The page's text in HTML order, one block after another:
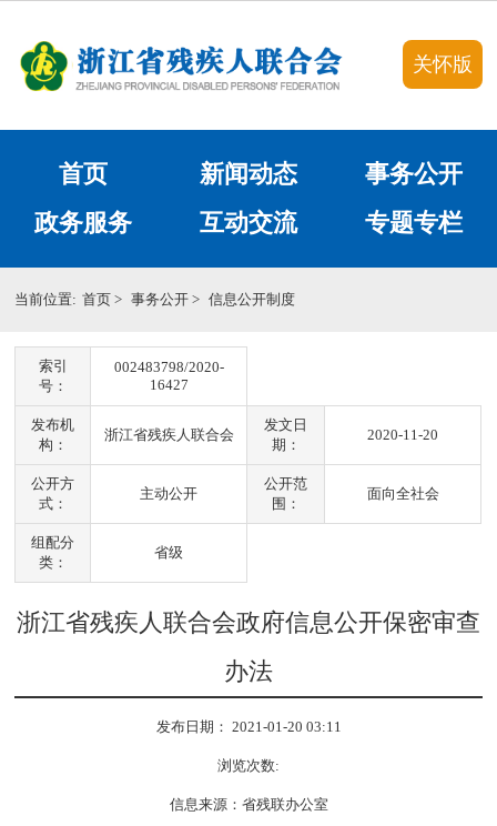
关怀版
首页 新闻动态
事务公开
政务服务
互动交流 专题专栏
当前位置: 首页 > 事务公开> 信息公开制度
索引
号：
002483798/2020-
16427
发布机
构：
浙江省残疾人联合会
发文日
期：
2020-11-20
公开方
式：
主动公开
公开范
围：
面向全社会
组配分
类：
省级
浙江省残疾人联合会政府信息公开保密审查
办法
发布日期： 2021-01-20 03:11
浏览次数:
信息来源：省残联办公室